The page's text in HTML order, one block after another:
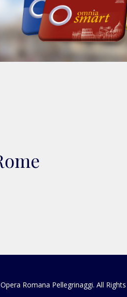
Romana Pellegrinaggi. All Rights